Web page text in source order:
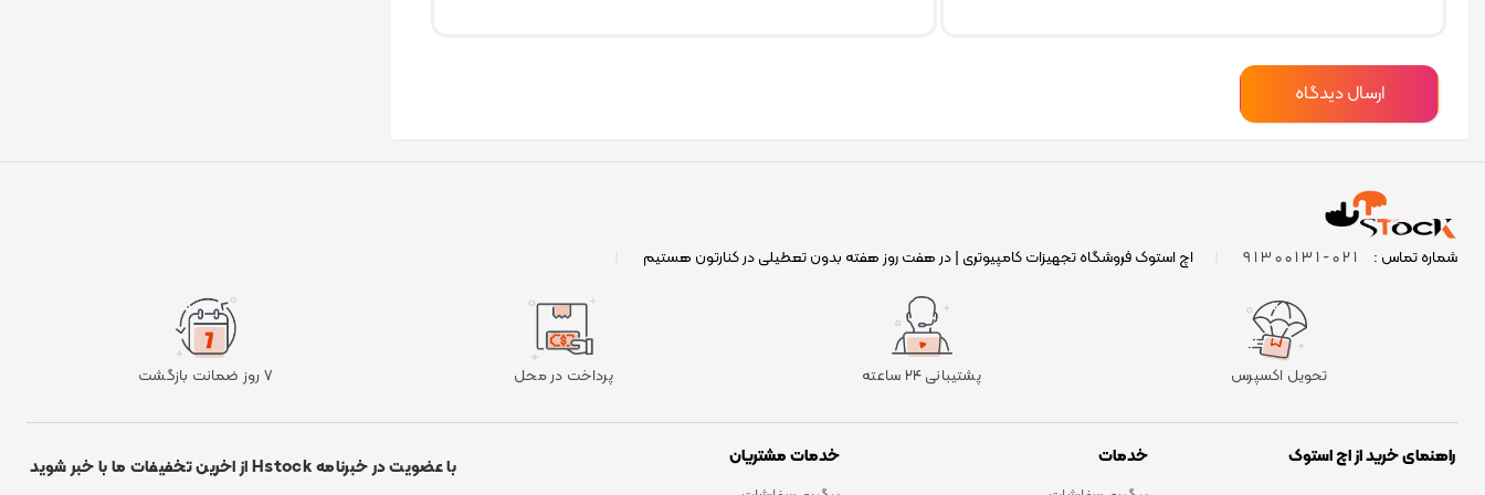
شماره تماس : 021-91300131 اچ استوک فروشگاه تجهیزات کامپیوتری | در هفت روز هفته بدون تعطیلی در کنارتون هستیم
تحویل اکسپرس پشتیبانی ۲۴ ساعته پرداخت در محل ۷ روز ضمانت بازگشت
راهنمای خرید از اچ استوک خدمات خدمات مشتریان با عضویت در خبرنامه Hstock از اخرین تخفیفات ما با خبر شوید